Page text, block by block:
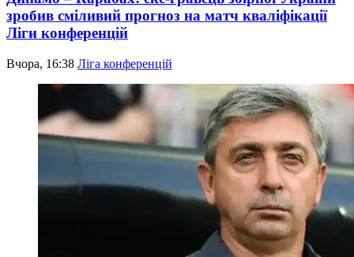
зробив сміливий прогноз на матч кваліфікації
Ліги конференцій
Вчора, 16:38 Ліга конференцій